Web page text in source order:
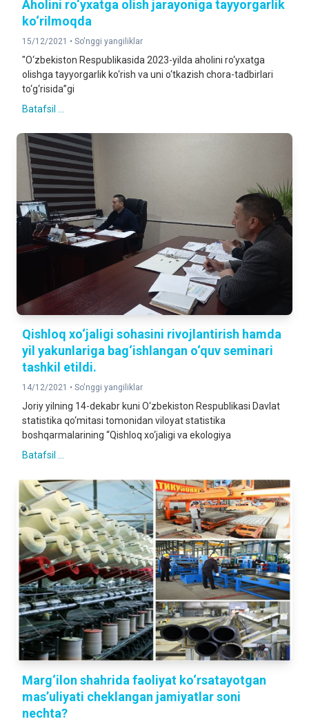
Aholini ro‘yxatga olish jarayoniga tayyorgarlik
ko‘rilmoqda
15/12/2021 • So'nggi yangiliklar
"O‘zbekiston Respublikasida 2023-yilda aholini ro‘yxatga
olishga tayyorgarlik ko‘rish va uni o‘tkazish chora-tadbirlari
to‘g‘risida”gi
Batafsil ...
Qishloq xo‘jaligi sohasini rivojlantirish hamda
yil yakunlariga bag‘ishlangan o‘quv seminari
tashkil etildi.
14/12/2021 • So'nggi yangiliklar
Joriy yilning 14-dekabr kuni O‘zbekiston Respublikasi Davlat
statistika qo‘mitasi tomonidan viloyat statistika
boshqarmalarining “Qishloq xo‘jaligi va ekologiya
Batafsil ...
Marg‘ilon shahrida faoliyat ko‘rsatayotgan
mas’uliyati cheklangan jamiyatlar soni
nechta?